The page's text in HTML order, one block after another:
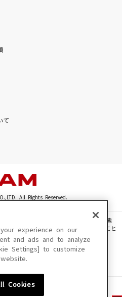
て
All Rights Reserved.
画像・写真・動画・音声等を、手段や形態
無断で複製、転載、ファイル化などすること
いただけない場合があります。
変更になる場合があります。
experience on our
and ads and to analyze
Settings] to customize
Cookies